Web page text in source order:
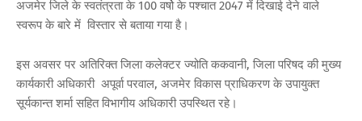
अजमेर जिले के स्वतंत्रता के 100 वर्षो के पश्चात 2047 में दिखाई देने वाले
स्वरूप के बारे में विस्तार से बताया गया है।
इस अवसर पर अतिरिक्त जिला कलेक्टर ज्योति ककवानी, जिला परिषद की मुख्य
कार्यकारी अधिकारी अपूर्वा परवाल, अजमेर विकास प्राधिकरण के उपायुक्त
सूर्यकान्त शर्मा सहित विभागीय अधिकारी उपस्थित रहे।